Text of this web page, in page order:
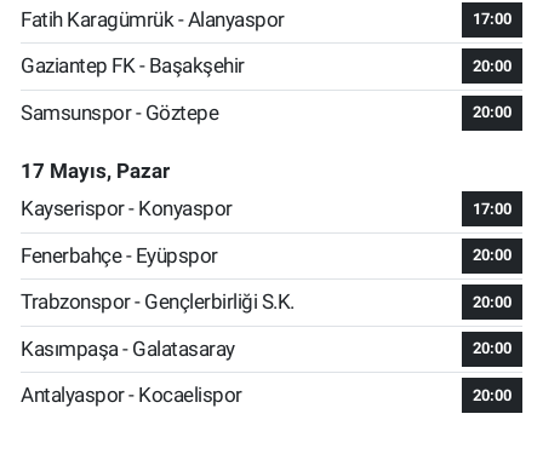
Fatih Karagümrük - Alanyaspor
17:00
Gaziantep FK - Başakşehir 20:00
Samsunspor - Göztepe 20:00
17 Mayıs, Pazar
Kayserispor - Konyaspor
17:00
Fenerbahçe - Eyüpspor 20:00
Trabzonspor - Gençlerbirliği S.K. 20:00
Kasımpaşa - Galatasaray 20:00
Antalyaspor - Kocaelispor 20:00